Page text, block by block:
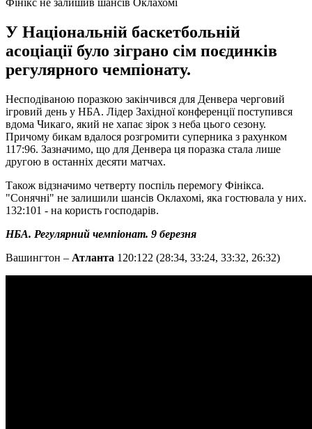
У Національній баскетбольній
асоціації було зіграно сім поєдинків
регулярного чемпіонату.
Несподіваною поразкою закінчився для Денвера черговий
ігровий день у НБА. Лідер Західної конференції поступився
вдома Чикаго, який не хапає зірок з неба цього сезону.
Причому бикам вдалося розгромити суперника з рахунком
117:96. Зазначимо, що для Денвера ця поразка стала лише
другою в останніх десяти матчах.
Також відзначимо четверту поспіль перемогу Фінікса.
"Сонячні" не залишили шансів Оклахомі, яка гостювала у них.
132:101 - на користь господарів.
НБА. Регулярний чемпіонат. 9 березня
Вашингтон – Атланта 120:122 (28:34, 33:24, 33:32, 26:32)